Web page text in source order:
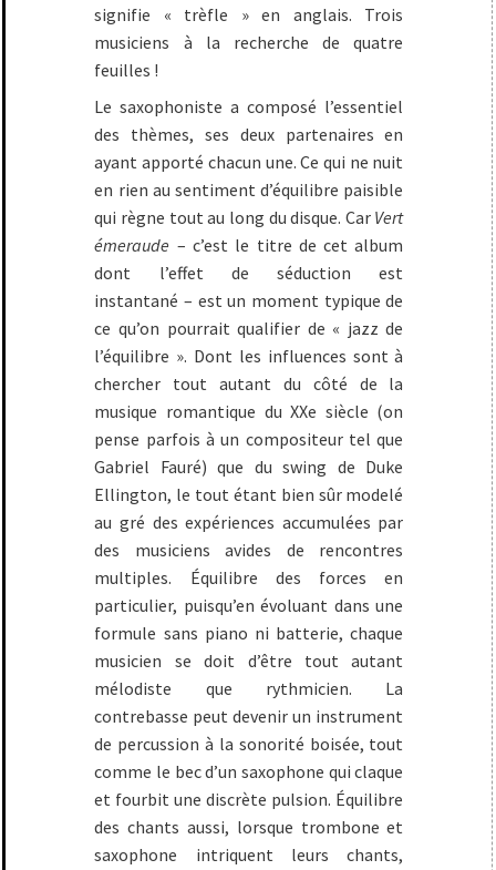
signifie « trèfle » en anglais. Trois
musiciens à la recherche de quatre
feuilles !
Le saxophoniste a composé l’essentiel
des thèmes, ses deux partenaires en
ayant apporté chacun une. Ce qui ne nuit
en rien au sentiment d’équilibre paisible
qui règne tout au long du disque. Car Vert
émeraude – c’est le titre de cet album
dont l’effet de séduction est
instantané – est un moment typique de
ce qu’on pourrait qualifier de « jazz de
l’équilibre ». Dont les influences sont à
chercher tout autant du côté de la
musique romantique du XXe siècle (on
pense parfois à un compositeur tel que
Gabriel Fauré) que du swing de Duke
Ellington, le tout étant bien sûr modelé
au gré des expériences accumulées par
des musiciens avides de rencontres
multiples. Équilibre des forces en
particulier, puisqu’en évoluant dans une
formule sans piano ni batterie, chaque
musicien se doit d’être tout autant
mélodiste que rythmicien. La
contrebasse peut devenir un instrument
de percussion à la sonorité boisée, tout
comme le bec d’un saxophone qui claque
et fourbit une discrète pulsion. Équilibre
des chants aussi, lorsque trombone et
saxophone intriquent leurs chants,